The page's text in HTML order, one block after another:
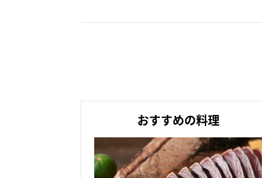
おすすめの料理